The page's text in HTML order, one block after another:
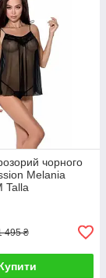
чорного
Melania
Talla
495 ₴